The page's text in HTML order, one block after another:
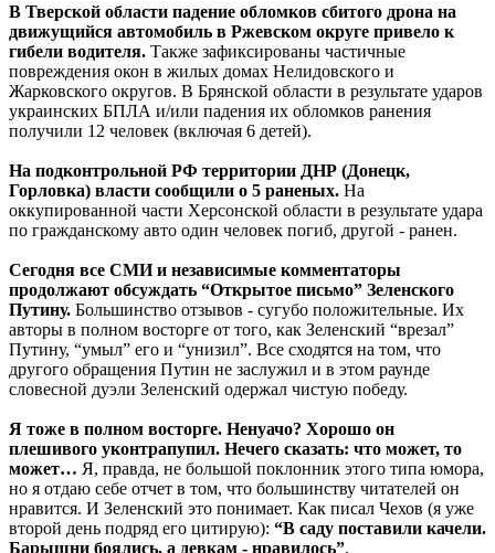
В Тверской области падение обломков сбитого дрона на
движущийся автомобиль в Ржевском округе привело к
гибели водителя. Также зафиксированы частичные
повреждения окон в жилых домах Нелидовского и
Жарковского округов. В Брянской области в результате ударов
украинских БПЛА и/или падения их обломков ранения
получили 12 человек (включая 6 детей).
На подконтрольной РФ территории ДНР (Донецк,
Горловка) власти сообщили о 5 раненых. На
оккупированной части Херсонской области в результате удара
по гражданскому авто один человек погиб, другой - ранен.
Сегодня все СМИ и независимые комментаторы
продолжают обсуждать “Открытое письмо” Зеленского
Путину. Большинство отзывов - сугубо положительные. Их
авторы в полном восторге от того, как Зеленский “врезал”
Путину, “умыл” его и “унизил”. Все сходятся на том, что
другого обращения Путин не заслужил и в этом раунде
словесной дуэли Зеленский одержал чистую победу.
Я тоже в полном восторге. Ненуачо? Хорошо он
плешивого уконтрапупил. Нечего сказать: что может, то
может… Я, правда, не большой поклонник этого типа юмора,
но я отдаю себе отчет в том, что большинству читателей он
нравится. И Зеленский это понимает. Как писал Чехов (я уже
второй день подряд его цитирую): “В саду поставили качели.
Барышни боялись, а девкам - нравилось”.